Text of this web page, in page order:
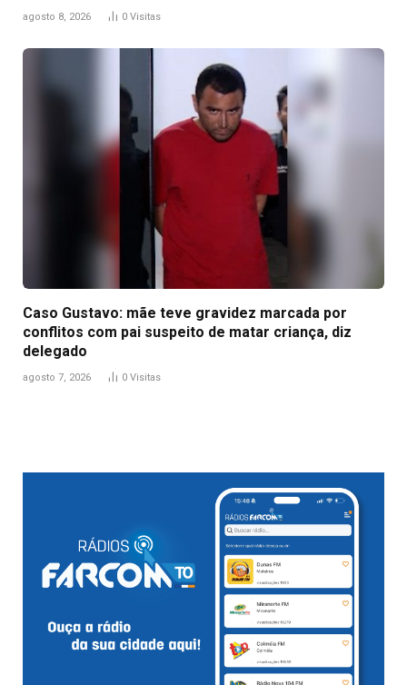
agosto 8, 2026 0 Visitas
Caso Gustavo: mãe teve gravidez marcada por
conflitos com pai suspeito de matar criança, diz
delegado
agosto 7, 2026 0 Visitas